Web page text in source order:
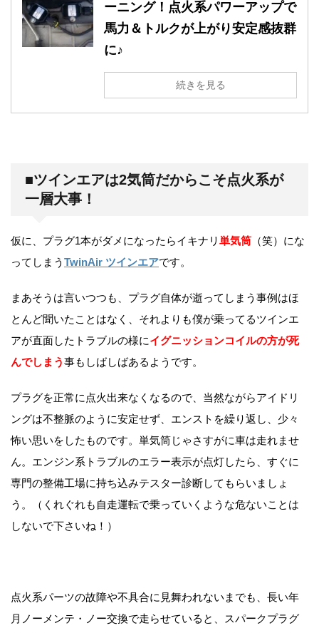
ーニング！点火系パワーアップで
馬力＆トルクが上がり安定感抜群
に♪
続きを見る
■ツインエアは2気筒だからこそ点火系が
一層大事！
仮に、プラグ1本がダメになったらイキナリ 単気筒 （笑）にな
ってしまう TwinAir ツインエアです。
まあそうは言いつつも、プラグ自体が逝ってしまう事例はほ
とんど聞いたことはなく、それよりも僕が乗ってるツインエ
アが直面したトラブルの様にイグニッションコイルの方が死
んでしまう事もしばしばあるようです。
プラグを正常に点火出来なくなるので、当然ながらアイドリ
ングは不整脈のように安定せず、エンストを繰り返し、少々
怖い思いをしたものです。単気筒じゃさすがに車は走れませ
ん。エンジン系トラブルのエラー表示が点灯したら、すぐに
専門の整備工場に持ち込みテスター診断してもらいましょ
う。（くれぐれも自走運転で乗っていくような危ないことは
しないで下さいね！）
点火系パーツの故障や不具合に見舞われないまでも、長い年
月ノーメンテ・ノー交換で走らせていると、スパークプラグ